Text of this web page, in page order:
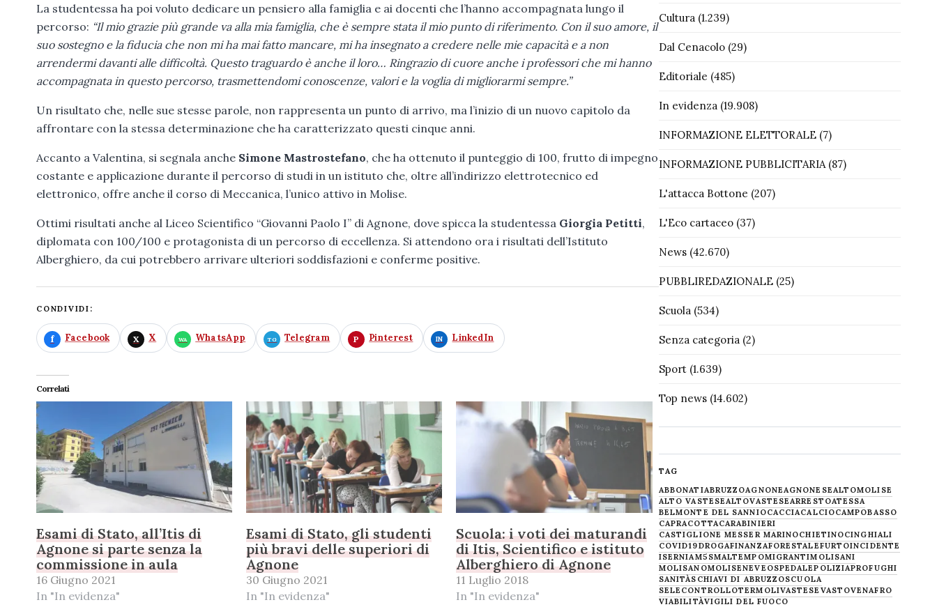
La studentessa ha poi voluto dedicare un pensiero alla famiglia e ai docenti che l’hanno accompagnata lungo il
percorso: “Il mio grazie più grande va alla mia famiglia, che è sempre stata il mio punto di riferimento. Con il suo amore, il
suo sostegno e la fiducia che non mi ha mai fatto mancare, mi ha insegnato a credere nelle mie capacità e a non
arrendermi davanti alle difficoltà. Questo traguardo è anche il loro… Ringrazio di cuore anche i professori che mi hanno
accompagnata in questo percorso, trasmettendomi conoscenze, valori e la voglia di migliorarmi sempre.”
Un risultato che, nelle sue stesse parole, non rappresenta un punto di arrivo, ma l’inizio di un nuovo capitolo da
affrontare con la stessa determinazione che ha caratterizzato questi cinque anni.
Accanto a Valentina, si segnala anche Simone Mastrostefano, che ha ottenuto il punteggio di 100, frutto di impegno
costante e applicazione durante il percorso di studi in un istituto che, oltre all’indirizzo elettrotecnico ed
elettronico, offre anche il corso di Meccanica, l’unico attivo in Molise.
Ottimi risultati anche al Liceo Scientifico “Giovanni Paolo I” di Agnone, dove spicca la studentessa Giorgia Petitti,
diplomata con 100/100 e protagonista di un percorso di eccellenza. Si attendono ora i risultati dell’Istituto
Alberghiero, da cui potrebbero arrivare ulteriori soddisfazioni e conferme positive.
CONDIVIDI:
Facebook X WhatsApp Telegram Pinterest LinkedIn
Correlati
Esami di Stato, all’Itis di
Agnone si parte senza la
commissione in aula
16 Giugno 2021
In "In evidenza"
Esami di Stato, gli studenti
più bravi delle superiori di
Agnone
30 Giugno 2021
In "In evidenza"
Scuola: i voti dei maturandi
di Itis, Scientifico e istituto
Alberghiero di Agnone
11 Luglio 2018
In "In evidenza"
Cultura(1.239)
Dal Cenacolo(29)
Editoriale (485)
In evidenza(19.908)
INFORMAZIONE ELETTORALE(7)
INFORMAZIONE PUBBLICITARIA(87)
L'attacca Bottone (207)
L'Eco cartaceo(37)
News(42.670)
PUBBLIREDAZIONALE(25)
Scuola(534)
Senza categoria(2)
Sport(1.639)
Top news(14.602)
TAG
ABBONATIABRUZZOAGNONEAGNONESEALTOMOLISE
ALTO VASTESEALTOVASTESEARRESTOATESSA
BELMONTE DEL SANNIOCACCIACALCIOCAMPOBASSO
CAPRACOTTACARABINIERI
CASTIGLIONE MESSER MARINOCHIETINOCINGHIALI
COVID19DROGAFINANZAFORESTALEFURTOINCIDENTE
ISERNIAM5SMALTEMPOMIGRANTIMOLISANI
MOLISANOMOLISENEVE OSPEDALEPOLIZIAPROFUGHI
SANITÀSCHIAVI DI ABRUZZOSCUOLA
SELECONTROLLOTERMOLIVASTESE VASTOVENAFRO
VIABILITÀVIGILI DEL FUOCO